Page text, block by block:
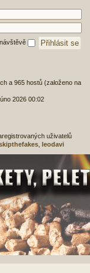
a 965 hostů (založeno na
2026 00:02
uživatelů
leodavi